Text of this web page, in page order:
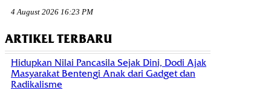
4 August 2026 16:23 PM
ARTIKEL TERBARU
Hidupkan Nilai Pancasila Sejak Dini, Dodi Ajak
Masyarakat Bentengi Anak dari Gadget dan
Radikalisme